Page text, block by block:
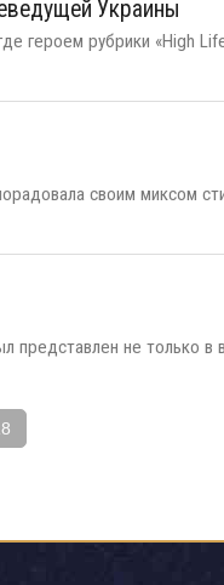
Украины
героем рубрики «High
своим миксом
представлен не только в